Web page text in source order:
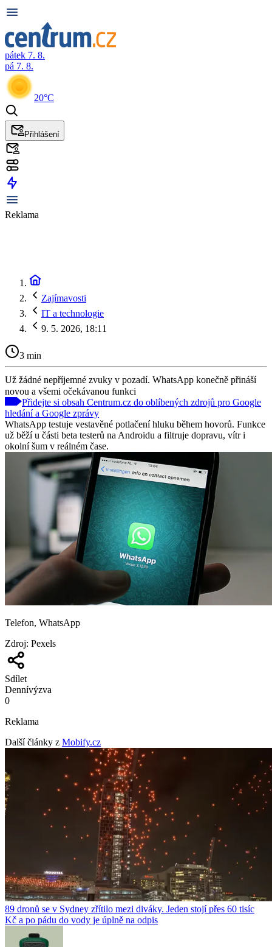
pátek 7. 8.
pá 7. 8.
20°C
Přihlášení
Reklama
Zajímavosti
IT a technologie
9. 5. 2026, 18:11
3 min
Už žádné nepříjemné zvuky v pozadí. WhatsApp konečně přináší
novou a všemi očekávanou funkci
Přidejte si obsah Centrum.cz do oblíbených zdrojů pro Google
hledání a Google zprávy
WhatsApp testuje vestavěné potlačení hluku během hovorů. Funkce
už běží u části beta testerů na Androidu a filtruje dopravu, vítr i
okolní šum v reálném čase.
Telefon, WhatsApp
Zdroj: Pexels
Sdílet
Dennívýzva
0
Reklama
Další články z Mobify.cz
89 dronů se v Sydney zřítilo mezi diváky. Jeden stojí přes 60 tisíc
Kč a po pádu do vody je úplně na odpis